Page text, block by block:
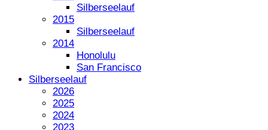
Silberseelauf
2015
Silberseelauf
2014
Honolulu
San Francisco
Silberseelauf
2026
2025
2024
2023